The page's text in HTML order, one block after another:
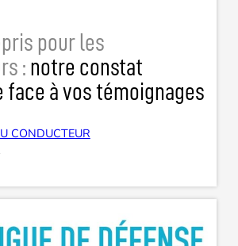
pour les
: notre constat
face à vos témoignages
CONDUCTEUR